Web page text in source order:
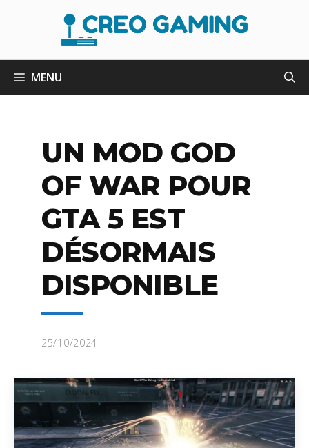
MENU
UN MOD GOD
OF WAR POUR
GTA 5 EST
DÉSORMAIS
DISPONIBLE
25/10/2024